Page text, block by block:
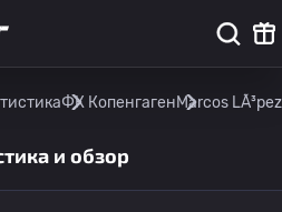
ФК КопенгагенMarcos
и обзор